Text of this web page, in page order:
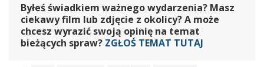
Byłeś świadkiem ważnego wydarzenia? Masz
ciekawy film lub zdjęcie z okolicy? A może
chcesz wyrazić swoją opinię na temat
bieżących spraw? ZGŁOŚ TEMAT TUTAJ